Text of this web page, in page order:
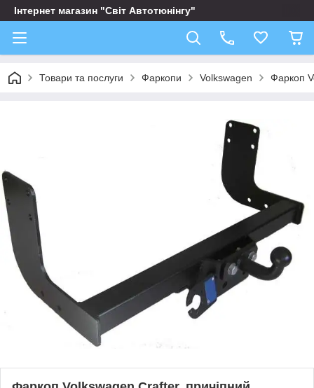
Інтернет магазин "Світ Автотюнінгу"
Товари та послуги Фаркопи Volkswagen Фаркоп